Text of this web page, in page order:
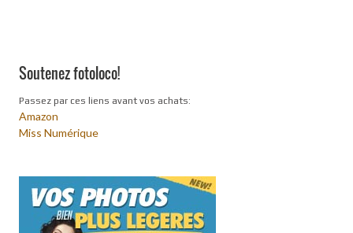
Soutenez fotoloco!
Passez par ces liens avant vos achats:
Amazon
Miss Numérique